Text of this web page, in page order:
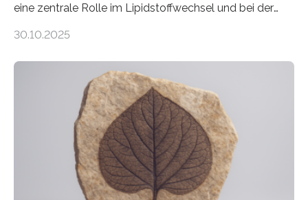
eine zentrale Rolle im Lipidstoffwechsel und bei der
erfüllen können, müssen zahlreiche Enzyme präzise in
der Ruhr-Universität Bochum um Prof. Dr. Ralf Erdmann
und Dr. Ismaila Francis Yusuf hat nun einen bislang
unbekannten Qualitätskontrollmechanismus des
peroxisomalen Proteintransports in der Bäckerhefe
Saccharomyces cerevisiae entdeckt, der für die
Funktionsfähigkeit der Organellen entscheidend ist. Die
Studie wurde am 28. Oktober 2025 in der
Fachzeitschrift…
30.10.2025